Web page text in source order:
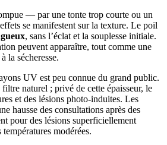
— par une tonte trop courte ou un
se manifestent sur la texture. Le poil
, sans l’éclat et la souplesse initiale.
peuvent apparaître, tout comme une
la sécheresse.
UV est peu connue du grand public.
naturel ; privé de cette épaisseur, le
et des lésions photo-induites. Les
hausse des consultations après des
pour des lésions superficiellement
modérées.